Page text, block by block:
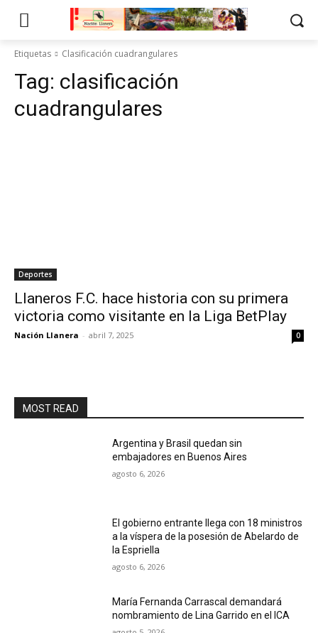
Etiquetas Clasificación cuadrangulares
Tag: clasificación
cuadrangulares
Deportes
Llaneros F.C. hace historia con su primera
victoria como visitante en la Liga BetPlay
Nación Llanera - abril 7, 2025 0
MOST READ
Argentina y Brasil quedan sin
embajadores en Buenos Aires
agosto 6, 2026
El gobierno entrante llega con 18 ministros
a la víspera de la posesión de Abelardo de
la Espriella
agosto 6, 2026
María Fernanda Carrascal demandará
nombramiento de Lina Garrido en el ICA